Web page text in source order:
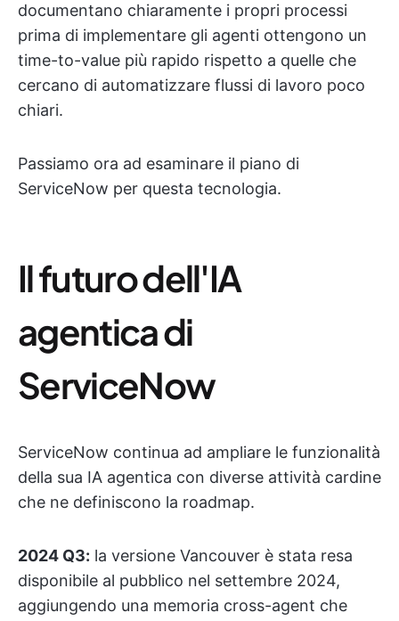
documentano chiaramente i propri processi
prima di implementare gli agenti ottengono un
time-to-value più rapido rispetto a quelle che
cercano di automatizzare flussi di lavoro poco
chiari.
Passiamo ora ad esaminare il piano di
ServiceNow per questa tecnologia.
Il futuro dell'IA
agentica di
ServiceNow
ServiceNow continua ad ampliare le funzionalità
della sua IA agentica con diverse attività cardine
che ne definiscono la roadmap.
2024 Q3: la versione Vancouver è stata resa
disponibile al pubblico nel settembre 2024,
aggiungendo una memoria cross-agent che